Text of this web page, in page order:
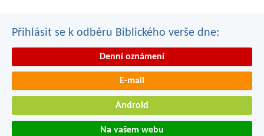
Přihlásit se k odběru Biblického verše dne:
Denní oznámení
E-mail
Android
Na vašem webu